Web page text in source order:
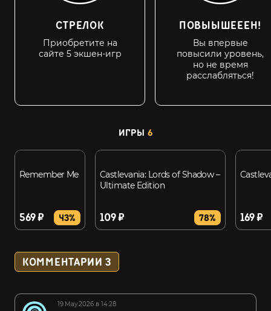
СТРЕЛОК
Приобретите на
сайте 5 экшен-игр
ПОВЫЫШЕЕЕН!
Вы впервые
повысили уровень,
но не время
расслабляться!
ИГРЫ 6
Remember Me
569 ₽ 43%
Castlevania: Lords of Shadow –
Ultimate Edition
109 ₽ 78% 169 ₽
КОММЕНТАРИИ 3
19.May.2026 в 14:28